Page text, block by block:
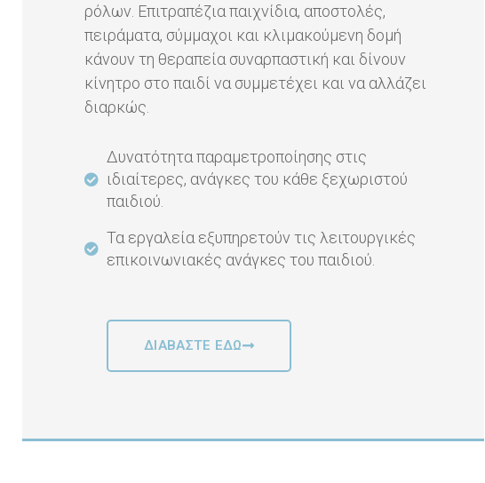
ρόλων. Επιτραπέζια παιχνίδια, αποστολές,
πειράματα, σύμμαχοι και κλιμακούμενη δομή
κάνουν τη θεραπεία συναρπαστική και δίνουν
κίνητρο στο παιδί να συμμετέχει και να αλλάζει
διαρκώς.
Δυνατότητα παραμετροποίησης στις
ιδιαίτερες, ανάγκες του κάθε ξεχωριστού
παιδιού.
Τα εργαλεία εξυπηρετούν τις λειτουργικές
επικοινωνιακές ανάγκες του παιδιού.
ΔΙΑΒΑΣΤΕ ΕΔΩ